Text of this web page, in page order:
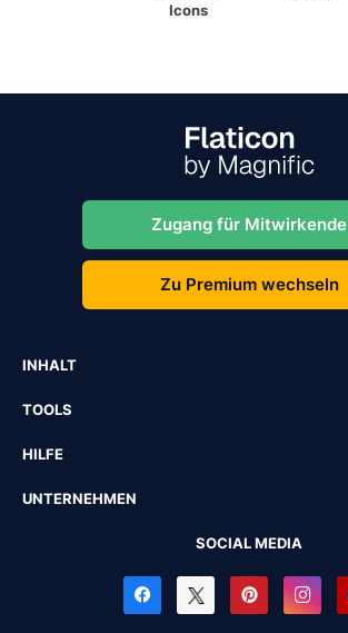
Icons
Zugang für Mitwirkende
Zu Premium wechseln
INHALT
TOOLS
HILFE
UNTERNEHMEN
SOCIAL MEDIA